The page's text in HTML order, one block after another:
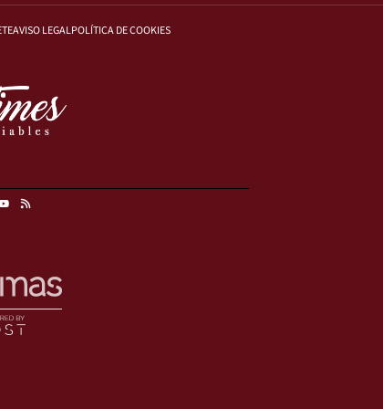
AVISO LEGALPOLÍTICA DE COOKIES